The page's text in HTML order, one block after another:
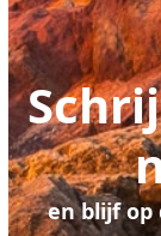
en blijf op